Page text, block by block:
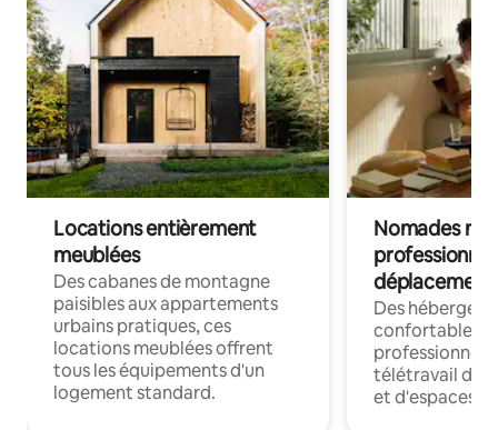
Locations entièrement
meublées
Des cabanes de montagne
paisibles aux appartements
urbains pratiques, ces
locations meublées offrent
tous les équipements d'un
logement standard.
Nomades
déplacement
Des
confortables
professionnels
télétravail
et d'espaces